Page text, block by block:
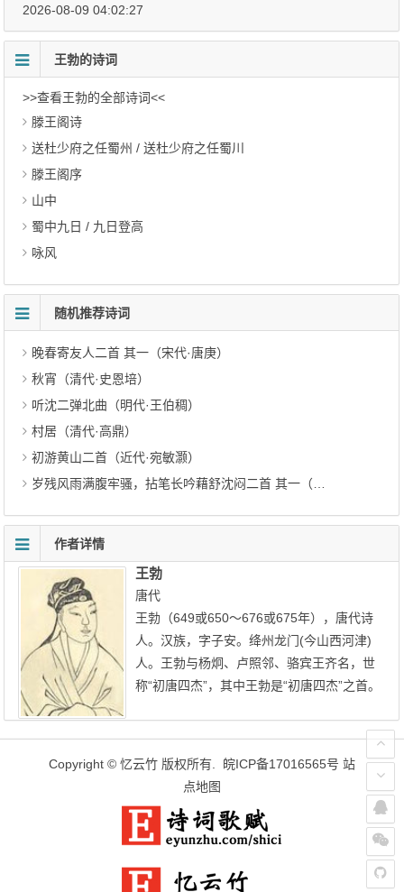
2026-08-09 04:02:27
王勃的诗词
>>查看王勃的全部诗词<<
滕王阁诗
送杜少府之任蜀州 / 送杜少府之任蜀川
滕王阁序
山中
蜀中九日 / 九日登高
咏风
随机推荐诗词
晚春寄友人二首 其一（宋代·唐庚）
秋宵（清代·史恩培）
听沈二弹北曲（明代·王伯稠）
村居（清代·高鼎）
初游黄山二首（近代·宛敏灏）
岁残风雨满腹牢骚，拈笔长吟藉舒沈闷二首 其一（清代·王德爵）
作者详情
王勃
唐代
王勃（649或650～676或675年），唐代诗
人。汉族，字子安。绛州龙门(今山西河津)
人。王勃与杨炯、卢照邻、骆宾王齐名，世
称“初唐四杰”，其中王勃是“初唐四杰”之首。
Copyright © 忆云竹 版权所有. 皖ICP备17016565号 站
点地图